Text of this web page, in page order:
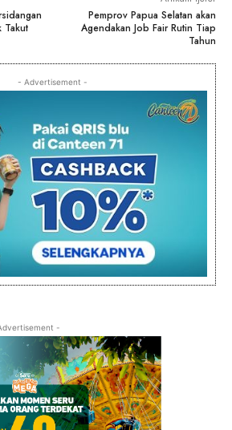
Takut
Pemprov Papua Selatan akan
Agendakan Job Fair Rutin Tiap
Tahun
- Advertisement -
-